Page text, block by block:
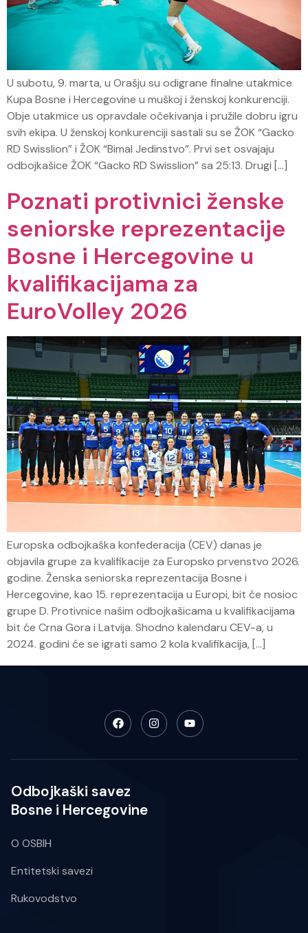
U subotu, 9. marta, u Orašju su odigrane finalne utakmice
Kupa Bosne i Hercegovine u muškoj i ženskoj konkurenciji.
Obje utakmice us opravdale očekivanja i pružile dobru igru
svih ekipa. U ženskoj konkurenciji sastali su se ŽOK “Gacko
RD Swisslion” i ŽOK “Bimal Jedinstvo”. Prvi set osvajaju
odbojkašice ŽOK “Gacko RD Swisslion” sa 25:13. Drugi […]
Poznati protivnici ženske
seniorske reprezentacije
Bosne i Hercegovine u
kvalifikacijama za
EuroVolley 2026
Europska odbojkaška konfederacija (CEV) danas je
objavila grupe za kvalifikacije za Europsko prvenstvo 2026.
godine. Ženska seniorska reprezentacija Bosne i
Hercegovine, kao 15. reprezentacija u Europi, bit će nosioc
grupe D. Protivnice našim odbojkašicama u kvalifikacijama
bit će Crna Gora i Latvija. Shodno kalendaru CEV-a, u
2024. godini će se igrati samo 2 kola kvalifikacija, […]
Odbojkaški savez
Bosne i Hercegovine
O OSBIH
Entitetski savezi
Rukovodstvo